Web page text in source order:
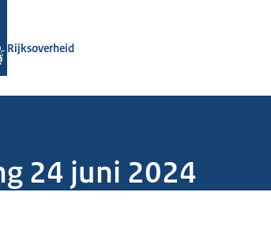
Rijksoverheid
24 juni 2024